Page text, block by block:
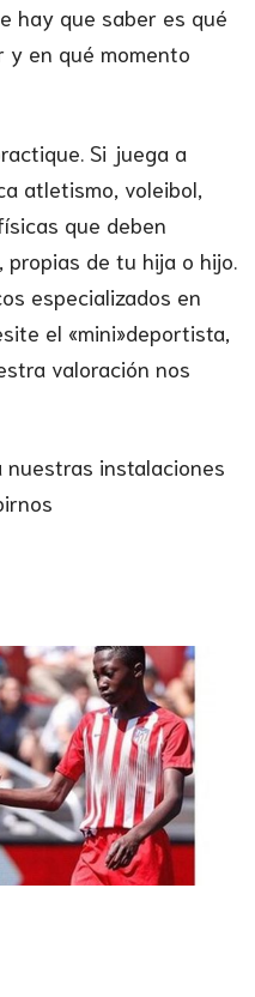
hay que saber es qué
en qué momento
Si juega a
atletismo, voleibol,
que deben
de tu hija o hijo.
especializados en
el «mini»deportista,
valoración nos
instalaciones